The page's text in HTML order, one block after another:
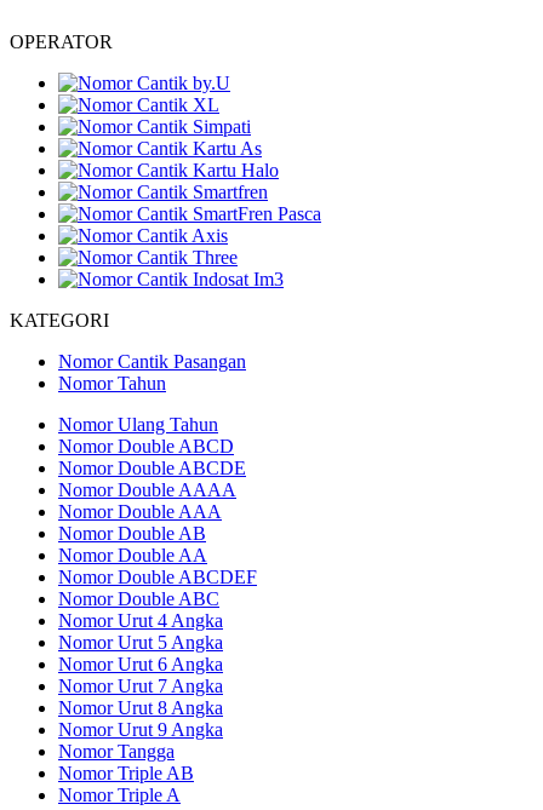
OPERATOR
KATEGORI
Nomor Cantik Pasangan
Nomor Tahun
Nomor Ulang Tahun
Nomor Double ABCD
Nomor Double ABCDE
Nomor Double AAAA
Nomor Double AAA
Nomor Double AB
Nomor Double AA
Nomor Double ABCDEF
Nomor Double ABC
Nomor Urut 4 Angka
Nomor Urut 5 Angka
Nomor Urut 6 Angka
Nomor Urut 7 Angka
Nomor Urut 8 Angka
Nomor Urut 9 Angka
Nomor Tangga
Nomor Triple AB
Nomor Triple A